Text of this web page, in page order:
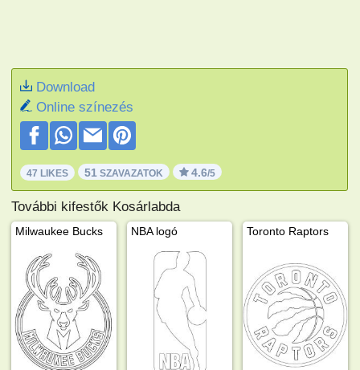
Download
Online színezés
47 LIKES 51 SZAVAZATOK 4.6/5
További kifestők Kosárlabda
Milwaukee Bucks NBA logó Toronto Raptors